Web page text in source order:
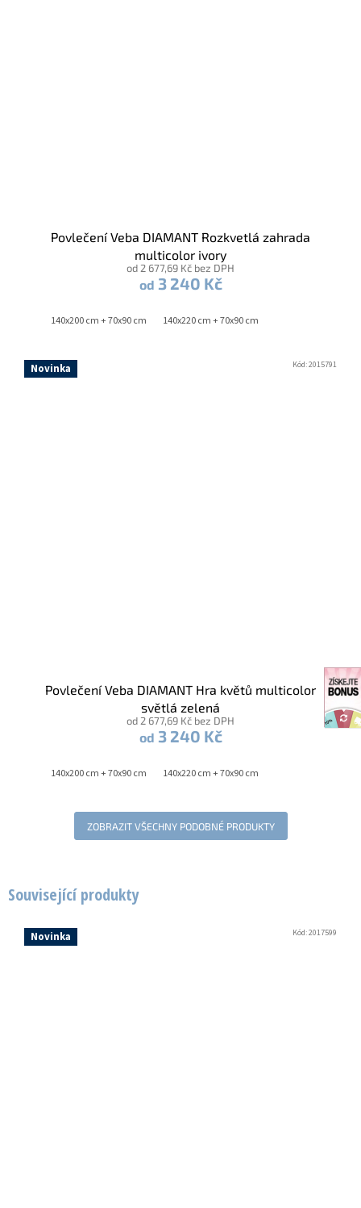
Související produkty
Novinka Kód:2017599
Povlečení Veba DIAMANT Rozkvetlá zahrada
multicolor ivory
od 2 677,69 Kč bez DPH
od 3 240 Kč
140x200 cm + 70x90 cm 140x220 cm + 70x90 cm
Novinka
Povlečení Veba DIAMANT Hra květů multicolor
světlá zelená
od 2 677,69 Kč bez DPH
od 3 240 Kč
140x200 cm + 70x90 cm 140x220 cm + 70x90 cm
Kód:2015791
ZOBRAZIT VŠECHNY PODOBNÉ PRODUKTY